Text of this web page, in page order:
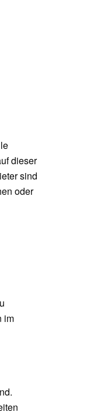
dieser
sind
oder
im